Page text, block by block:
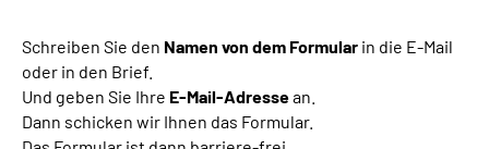
Schreiben Sie den Namen von dem Formular in die E-Mail
oder in den Brief.
Und geben Sie Ihre E-Mail-Adressean.
Dann schicken wir Ihnen das Formular.